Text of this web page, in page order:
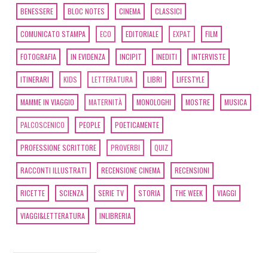
BENESSERE BLOC NOTES CINEMA CLASSICI
COMUNICATO STAMPA ECO EDITORIALE EXPAT FILM
FOTOGRAFIA IN EVIDENZA INCIPIT INEDITI INTERVISTE
ITINERARI KIDS LETTERATURA LIBRI LIFESTYLE
MAMME IN VIAGGIO MATERNITÀ MONOLOGHI MOSTRE MUSICA
PALCOSCENICO PEOPLE POETICAMENTE
PROFESSIONE SCRITTORE PROVERBI QUIZ
RACCONTI ILLUSTRATI RECENSIONE CINEMA RECENSIONI
RICETTE SCIENZA SERIE TV STORIA THE WEEK VIAGGI
VIAGGI&LETTERATURA INLIBRERIA